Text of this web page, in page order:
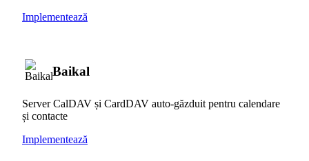
Implementează
Baikal
Server CalDAV și CardDAV auto-găzduit pentru calendare
și contacte
Implementează